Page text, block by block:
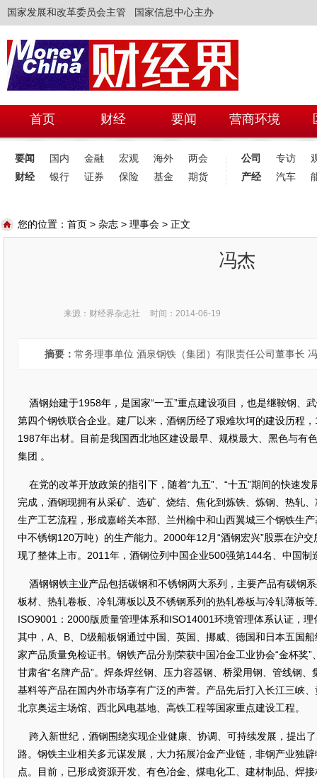
国家发展和改革委员会主管 国家信息中心主办
首页 财经 要闻 营商环境
要闻 国内 金融 宏观 海外
两会
财经
银行 证券 保险 基金 期货
公司 专访
产经
汽车
您的位置： 首页 > 杂志 > 理事会 > 正文
冯杰
来源：财经界杂志社 时间：2014-06-19
摘要： 常务理事单位 酒泉钢铁（集团）有限责任公司董事长
酒钢始建于1958年，是国家“一五”重点建设项目，也是继鞍钢、
第四个钢铁联合企业。建厂以来，酒钢历经了艰难坎坷的建设历程
1987年出材。目前是我国西北地区建设最早、规模最大、黑色与有
集团 。
在党的改革开放政策的指引下，随着“九五”、“十五”期间的快速发
完成，酒钢现拥有从采矿、选矿、烧结、焦化到炼铁、炼钢、热轧
生产工艺流程，形成嘉峪关本部、兰州榆中和山西翼城三个钢铁生
中不锈钢120万吨）的生产能力。2000年12月“酒钢宏兴”股票在沪
现了整体上市。2011年，酒钢位列中国企业500强第144名、中国制
酒钢钢铁主业产品包括碳钢和不锈钢两大系列，主要产品有碳钢
板材、热轧卷板、冷轧薄板以及不锈钢系列的热轧卷板与冷轧薄板
ISO9001：2000版质量管理体系和ISO14001环境管理体系认证，
其中，A、B、D级船板钢通过中国、英国、挪威、德国和日本五国
家产品质量免检证书。钢铁产品分别荣获中国冶金工业协会“金杯奖”
甘肃省“名牌产品”。焊条焊丝钢、压力容器钢、桥梁用钢、管线钢
基料等产品在国内外市场享有广泛的声誉。产品先后打入长江三峡
北京奥运主场馆、西北风电基地、高铁工程等国家重点建设工程。
跨入新世纪，酒钢围绕实现企业健康、协调、可持续发展，提出了
路。钢铁主业相关多元谋发展，大力拓展冶金产业链，非钢产业独
点。目前，已形成资源开发、有色冶金、煤电化工、建材制品、焊